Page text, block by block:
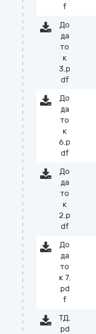
f
До
да
то
к
3.p
df
До
да
то
к
6.p
df
До
да
то
к
2.p
df
До
да
то
к 7.
pd
f
ТД.
pd